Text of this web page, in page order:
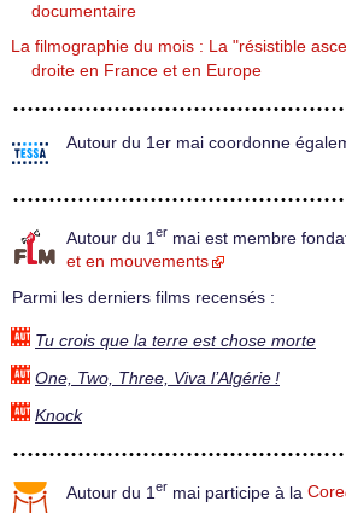
documentaire
La filmographie du mois : La "résistible
droite en France et en Europe
Autour du 1er mai coordonne
Autour du 1 er mai est membre
et en mouvements
Parmi les derniers films recensés :
Tu crois que la terre est chose morte
One, Two, Three, Viva l’Algérie !
Knock
Autour du 1 er mai participe à la Core